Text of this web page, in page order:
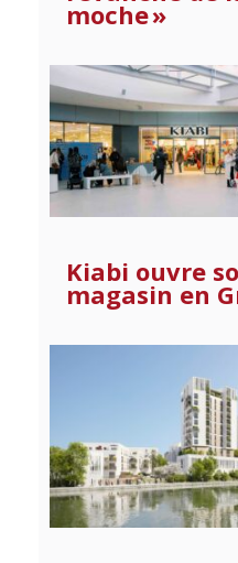
moche »
Kiabi ouvre
magasin en